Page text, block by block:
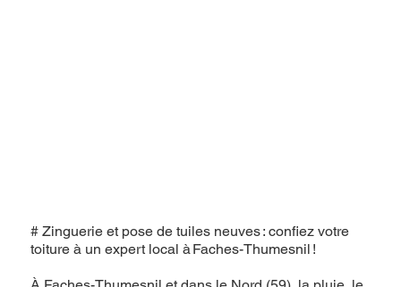
# Zinguerie et pose de tuiles neuves : confiez votre
toiture à un expert local à Faches-Thumesnil !